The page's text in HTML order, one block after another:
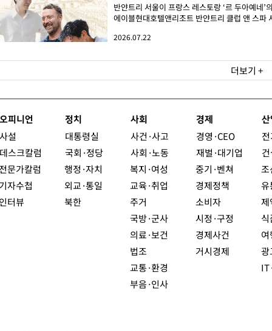
반얀트리 서울이 프랑스 레스토랑 ‘르 두아예네
에이블현대호텔앤리조트 반얀트리 클럽 앤 스파
2026.07.22
더보기 +
피니언
설
스크칼럼
문가칼럼
자수첩
터뷰
정치
대통령실
국회·정당
행정·자치
외교·통일
북한
사회
사건·사고
사회·노동
복지·여성
교육·취업
주거
국방·군사
의료·보건
법조
교통·환경
부음·인사
경제
경영·CEO
재벌·대기업
중기·벤쳐
경제정책
소비자
시정·구정
경제사건
거시경제
산
조
유
제
광